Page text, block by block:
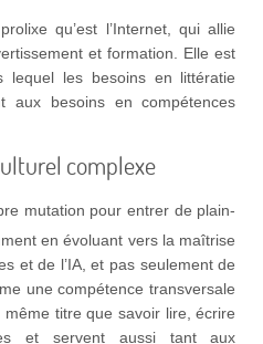
qu’est l’Internet, qui allie
et formation. Elle est
lequel les besoins en littératie
aux besoins en compétences
complexe
mutation pour entrer de plain-
en évoluant vers la maîtrise
et de l’IA, et pas seulement de
une compétence transversale
titre que savoir lire, écrire
et servent aussi tant aux